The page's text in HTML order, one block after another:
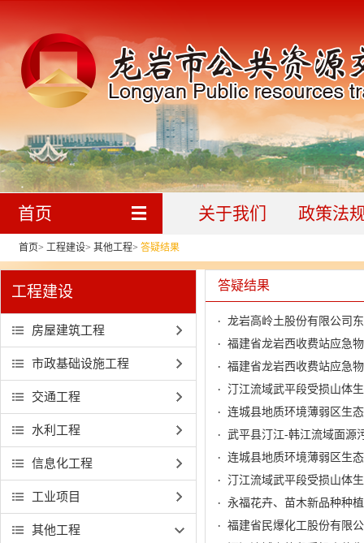
首页 关于我们 政策法
首页> 工程建设> 其他工程> 答疑结果
工程建设
房屋建筑工程
市政基础设施工程
交通工程
水利工程
信息化工程
工业项目
其他工程
答疑结果
龙岩高岭土股份有限公司
福建省龙岩西收费站应急
福建省龙岩西收费站应急
汀江流域武平段受损山体
连城县地质环境薄弱区生
武平县汀江-韩江流域面源
连城县地质环境薄弱区生
汀江流域武平段受损山体
永福花卉、苗木新品种种